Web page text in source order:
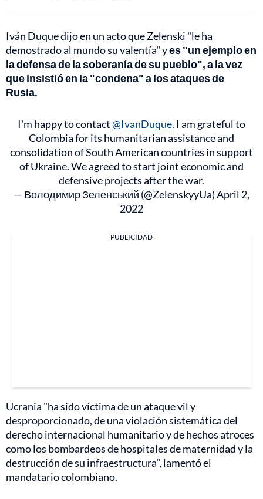
Iván Duque dijo en un acto que Zelenski "le ha
demostrado al mundo su valentía" yes "un ejemplo en
la defensa de la soberanía de su pueblo", a la vez
que insistió en la "condena" a los ataques de
Rusia.
I'm happy to contact@IvanDuque. I am grateful to
Colombia for its humanitarian assistance and
consolidation of South American countries in support
of Ukraine. We agreed to start joint economic and
defensive projects after the war.
— Володимир Зеленський (@ZelenskyyUa)April 2,
2022
PUBLICIDAD
Ucrania "ha sido víctima de un ataque vil y
desproporcionado, de una violación sistemática del
derecho internacional humanitario y de hechos atroces
como los bombardeos de hospitales de maternidad y la
destrucción de su infraestructura", lamentó el
mandatario colombiano.